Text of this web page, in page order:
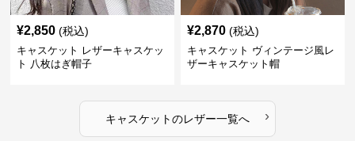
¥2,850 (税込)
キャスケット レザーキャスケッ
ト 八枚はぎ帽子
¥2,870 (税込)
キャスケット ヴィンテージ風レ
ザーキャスケット帽
キャスケットのレザー一覧へ ›